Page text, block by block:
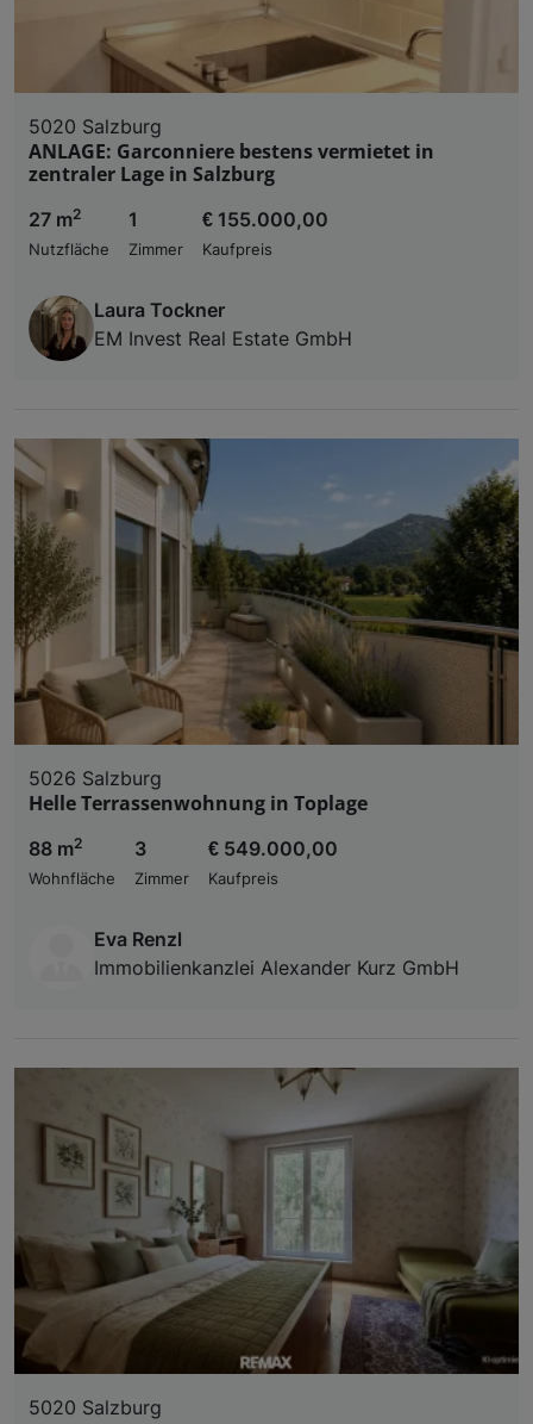
5020 Salzburg
ANLAGE: Garconniere bestens vermietet in
zentraler Lage in Salzburg
27 m2
Nutzfläche
1
Zimmer
€ 155.000,00
Kaufpreis
Laura Tockner
EM Invest Real Estate GmbH
5026 Salzburg
Helle Terrassenwohnung in Toplage
88 m2
Wohnfläche
3
Zimmer
€ 549.000,00
Kaufpreis
Eva Renzl
Immobilienkanzlei Alexander Kurz GmbH
5020 Salzburg